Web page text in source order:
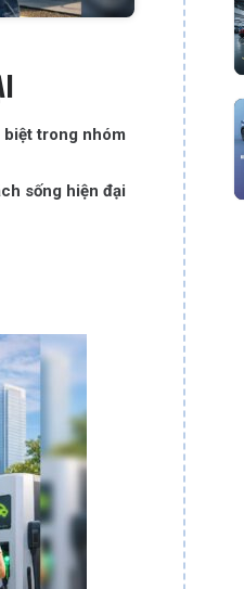
biệt trong nhóm
sống hiện đại